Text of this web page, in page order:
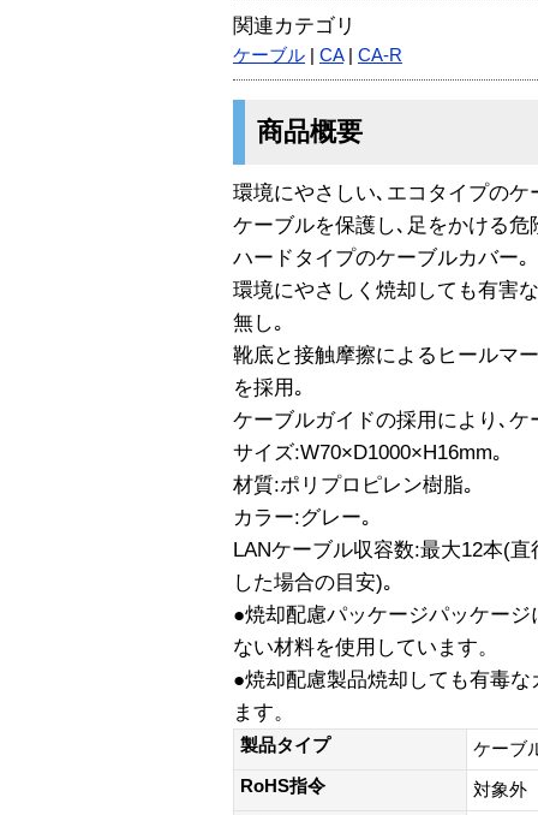
関連カテゴリ
ケーブル CA| CA-R
商品概要
環境にやさしい､エコタイプのケ
ケーブルを保護し､足をかける危
ハードタイプのケーブルカバー｡
環境にやさしく焼却しても有害
無し｡
靴底と接触摩擦によるヒールマ
を採用｡
ケーブルガイドの採用により､
サイズ:W70×D1000×H16mm｡
材質:ポリプロピレン樹脂｡
カラー:グレー｡
LANケーブル収容数:最大12本(
した場合の目安)｡
●焼却配慮パッケージパッケー
ない材料を使用しています。
●焼却配慮製品焼却しても有毒
ます。
製品タイプ
ケーブ
RoHS指令
対象外